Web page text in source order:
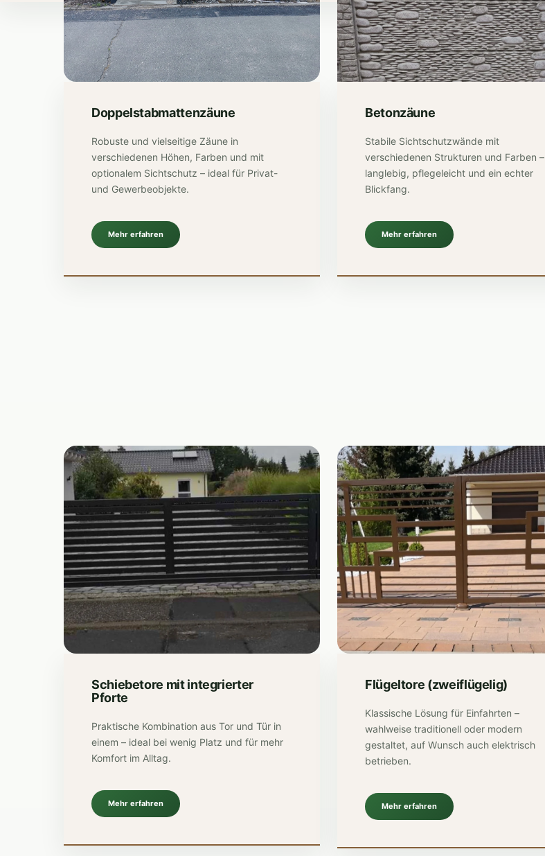
Doppelstabmattenzäune
Robuste und vielseitige Zäune in
verschiedenen Höhen, Farben und mit
optionalem Sichtschutz – ideal für Privat-
und Gewerbeobjekte.
Mehr erfahren
Betonzäune
Stabile Sichtschutzwände mit
verschiedenen Strukturen und Farben –
langlebig, pflegeleicht und ein echter
Blickfang.
Mehr erfahren
Schiebetore mit integrierter
Pforte
Praktische Kombination aus Tor und Tür in
einem – ideal bei wenig Platz und für mehr
Komfort im Alltag.
Mehr erfahren
Flügeltore (zweiflügelig)
Klassische Lösung für Einfahrten –
wahlweise traditionell oder modern
gestaltet, auf Wunsch auch elektrisch
betrieben.
Mehr erfahren